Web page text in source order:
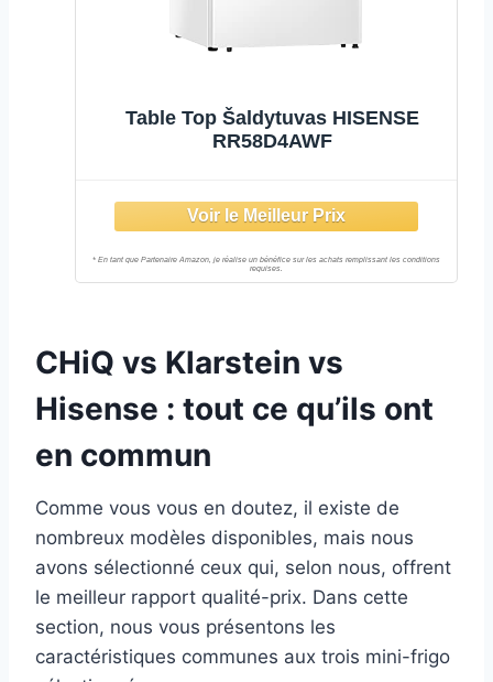
Table Top Šaldytuvas HISENSE
RR58D4AWF
CHiQ vs Klarstein vs
Hisense : tout ce qu’ils ont
en commun
Comme vous vous en doutez, il existe de
nombreux modèles disponibles, mais nous
avons sélectionné ceux qui, selon nous, offrent
le meilleur rapport qualité-prix. Dans cette
section, nous vous présentons les
caractéristiques communes aux trois mini-frigo